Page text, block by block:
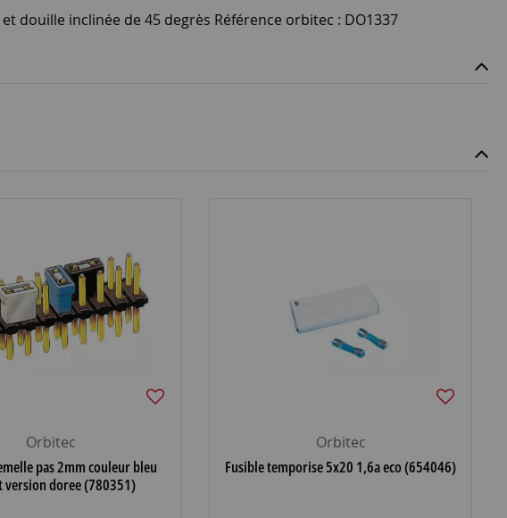
douille inclinée de 45 degrès Référence orbitec : DO1337
Orbitec
pas 2mm couleur bleu
version doree (780351)
Orbitec
Fusible temporise 5x20 1,6a eco (654046)